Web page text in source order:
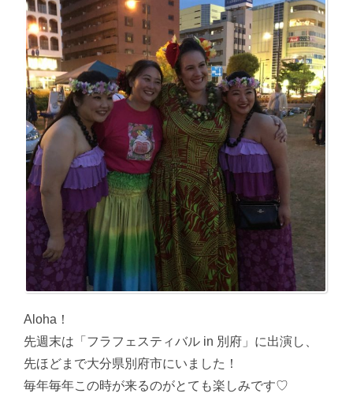
Aloha！
先週末は「フラフェスティバル in 別府」に出演し、
先ほどまで大分県別府市にいました！
毎年毎年この時が来るのがとても楽しみです♡